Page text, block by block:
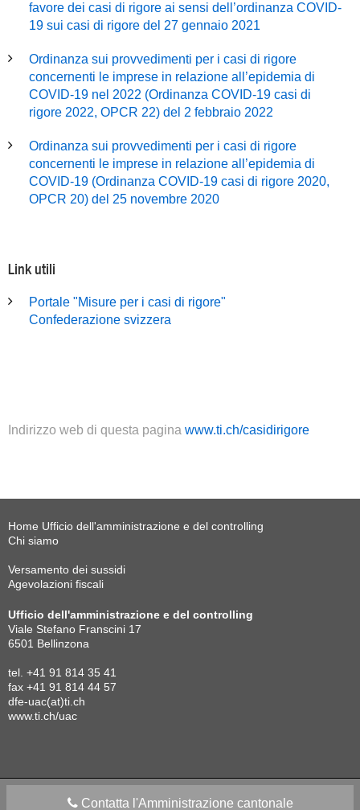
favore dei casi di rigore ai sensi dell’ordinanza COVID-
19 sui casi di rigore del 27 gennaio 2021
Ordinanza sui provvedimenti per i casi di rigore
concernenti le imprese in relazione all’epidemia di
COVID-19 nel 2022 (Ordinanza COVID-19 casi di
rigore 2022, OPCR 22) del 2 febbraio 2022
Ordinanza sui provvedimenti per i casi di rigore
concernenti le imprese in relazione all’epidemia di
COVID-19 (Ordinanza COVID-19 casi di rigore 2020,
OPCR 20) del 25 novembre 2020
Link utili
Portale "Misure per i casi di rigore"
Confederazione svizzera
Indirizzo web di questa pagina www.ti.ch/casidirigore
Home Ufficio dell'amministrazione e del controlling
Chi siamo
Versamento dei sussidi
Agevolazioni fiscali
Ufficio dell'amministrazione e del controlling
Viale Stefano Franscini 17
6501 Bellinzona
tel. +41 91 814 35 41
fax +41 91 814 44 57
dfe-uac(at)ti.ch
www.ti.ch/uac
Contatta l'Amministrazione cantonale